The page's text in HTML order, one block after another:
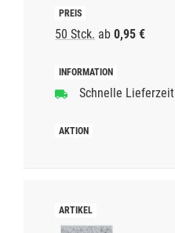
50 Stck. ab 0,95 €
Schnelle Lieferzeit